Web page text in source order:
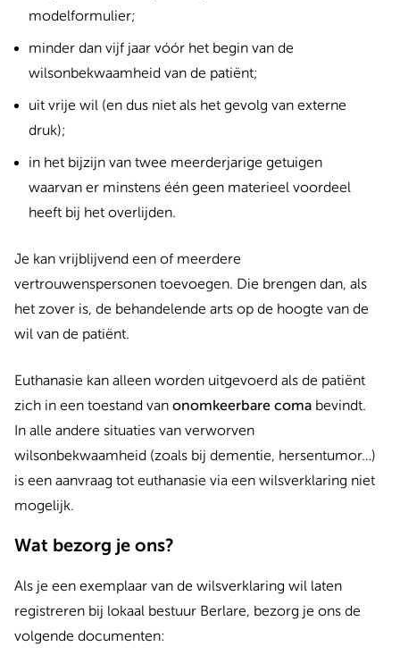
modelformulier;
minder dan vijf jaar vóór het begin van de
wilsonbekwaamheid van de patiënt;
uit vrije wil (en dus niet als het gevolg van externe
druk);
in het bijzijn van twee meerderjarige getuigen
waarvan er minstens één geen materieel voordeel
heeft bij het overlijden.
Je kan vrijblijvend een of meerdere
vertrouwenspersonen toevoegen. Die brengen dan, als
het zover is, de behandelende arts op de hoogte van de
wil van de patiënt.
Euthanasie kan alleen worden uitgevoerd als de patiënt
zich in een toestand van onomkeerbare coma bevindt.
In alle andere situaties van verworven
wilsonbekwaamheid (zoals bij dementie, hersentumor…)
is een aanvraag tot euthanasie via een wilsverklaring niet
mogelijk.
Wat bezorg je ons?
Als je een exemplaar van de wilsverklaring wil laten
registreren bij lokaal bestuur Berlare, bezorg je ons de
volgende documenten: